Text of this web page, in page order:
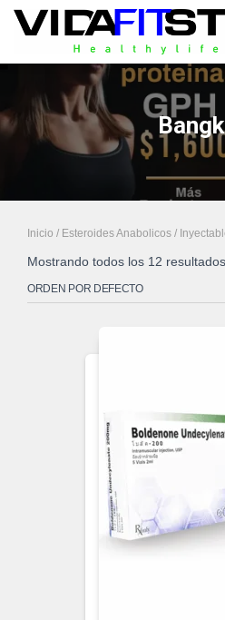
Inicio / Esteroides Anabolicos /
Mostrando todos los 12 resultados